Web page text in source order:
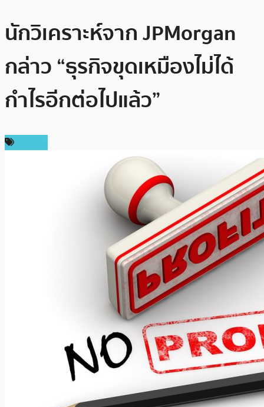
นักวิเคราะห์จาก JPMorgan
กล่าว “ธุรกิจขุดเหมืองไม่ได้
กำไรอีกต่อไปแล้ว”